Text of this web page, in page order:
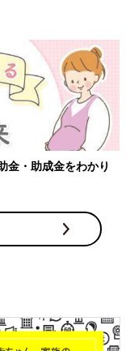
金・助成金をわかり